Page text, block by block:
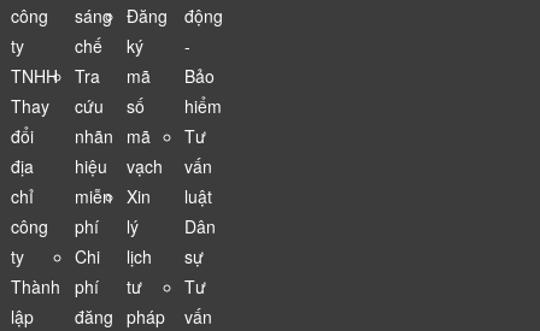
công
ty
TNHH
Thay
đổi
địa
chỉ
công
ty
Thành
lập
sáng
chế
Tra
cứu
nhãn
hiệu
miễn
phí
Chi
phí
đăng
Đăng
ký
mã
số
mã
vạch
Xin
lý
lịch
tư
pháp
động
-
Bảo
hiểm
Tư
vấn
luật
Dân
sự
Tư
vấn